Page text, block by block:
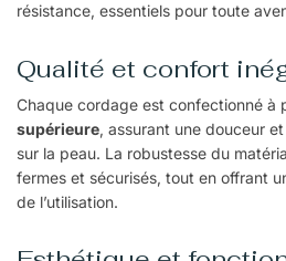
résistance, essentiels pour toute
Qualité et confort
Chaque cordage est confectionné à
supérieure, assurant une douceur
sur la peau. La robustesse du
fermes et sécurisés, tout en offrant
de l’utilisation.